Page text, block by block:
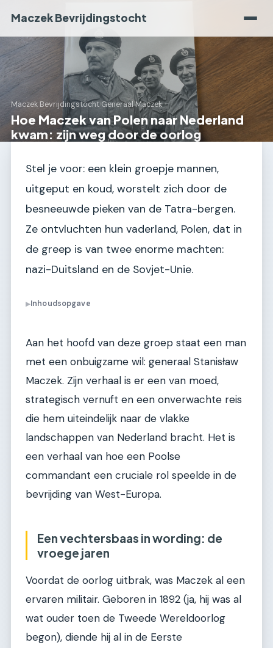
Maczek Bevrijdingstocht
Maczek Bevrijdingstocht›Generaal Maczek
Hoe Maczek van Polen naar Nederland
kwam: zijn weg door de oorlog
Stel je voor: een klein groepje mannen,
uitgeput en koud, worstelt zich door de
besneeuwde pieken van de Tatra-bergen.
Ze ontvluchten hun vaderland, Polen, dat in
de greep is van twee enorme machten:
nazi-Duitsland en de Sovjet-Unie.
▶Inhoudsopgave
Aan het hoofd van deze groep staat een man
met een onbuigzame wil: generaal Stanisław
Maczek. Zijn verhaal is er een van moed,
strategisch vernuft en een onverwachte reis
die hem uiteindelijk naar de vlakke
landschappen van Nederland bracht. Het is
een verhaal van hoe een Poolse
commandant een cruciale rol speelde in de
bevrijding van West-Europa.
Een vechtersbaas in wording: de
vroege jaren
Voordat de oorlog uitbrak, was Maczek al een
ervaren militair. Geboren in 1892 (ja, hij was al
wat ouder toen de Tweede Wereldoorlog
begon), diende hij al in de Eerste